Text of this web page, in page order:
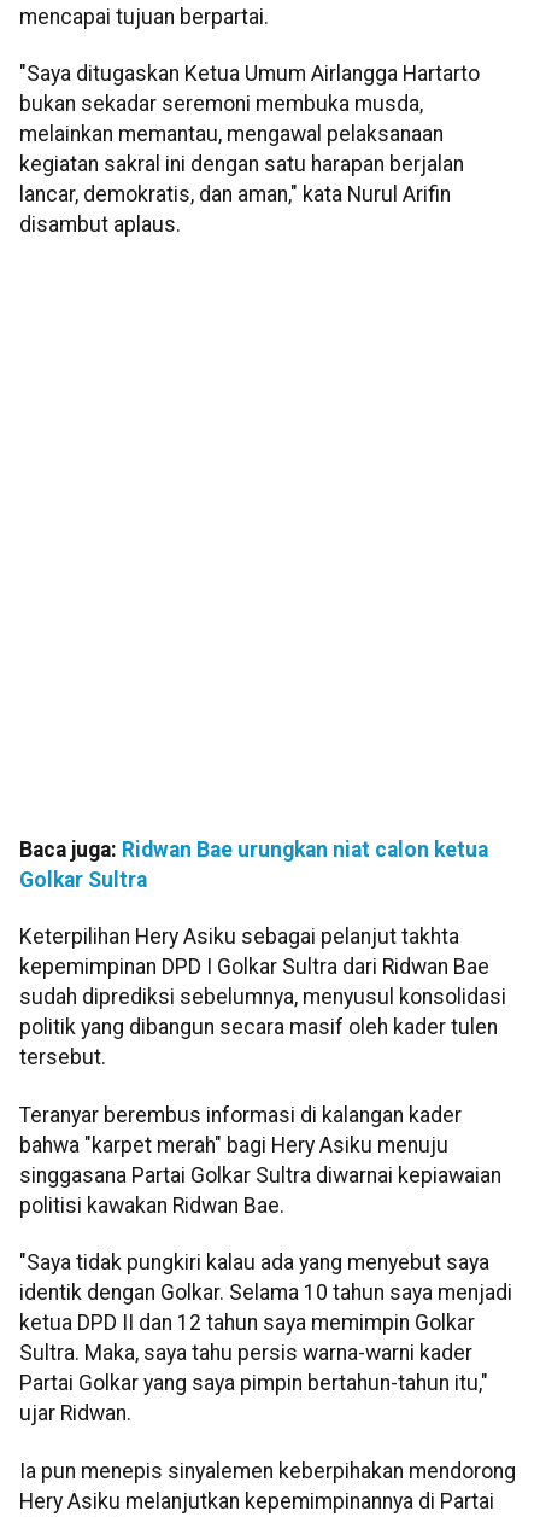
mencapai tujuan berpartai.
"Saya ditugaskan Ketua Umum Airlangga Hartarto
bukan sekadar seremoni membuka musda,
melainkan memantau, mengawal pelaksanaan
kegiatan sakral ini dengan satu harapan berjalan
lancar, demokratis, dan aman," kata Nurul Arifin
disambut aplaus.
Baca juga: Ridwan Bae urungkan niat calon ketua
Golkar Sultra
Keterpilihan Hery Asiku sebagai pelanjut takhta
kepemimpinan DPD I Golkar Sultra dari Ridwan Bae
sudah diprediksi sebelumnya, menyusul konsolidasi
politik yang dibangun secara masif oleh kader tulen
tersebut.
Teranyar berembus informasi di kalangan kader
bahwa "karpet merah" bagi Hery Asiku menuju
singgasana Partai Golkar Sultra diwarnai kepiawaian
politisi kawakan Ridwan Bae.
"Saya tidak pungkiri kalau ada yang menyebut saya
identik dengan Golkar. Selama 10 tahun saya menjadi
ketua DPD II dan 12 tahun saya memimpin Golkar
Sultra. Maka, saya tahu persis warna-warni kader
Partai Golkar yang saya pimpin bertahun-tahun itu,"
ujar Ridwan.
Ia pun menepis sinyalemen keberpihakan mendorong
Hery Asiku melanjutkan kepemimpinannya di Partai